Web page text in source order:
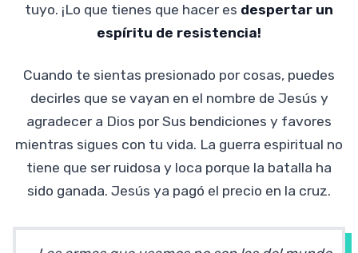
tuyo. ¡Lo que tienes que hacer es despertar un
espíritu de resistencia!
Cuando te sientas presionado por cosas, puedes
decirles que se vayan en el nombre de Jesús y
agradecer a Dios por Sus bendiciones y favores
mientras sigues con tu vida. La guerra espiritual no
tiene que ser ruidosa y loca porque la batalla ha
sido ganada. Jesús ya pagó el precio en la cruz.